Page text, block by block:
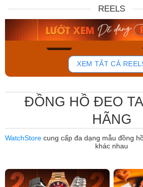
REELS
766
Mua ngay
XEM TẤT CẢ
ĐỒNG HỒ ĐEO
HÃNG
WatchStore cung cấp đa dạng mẫu đồng
khác nhau